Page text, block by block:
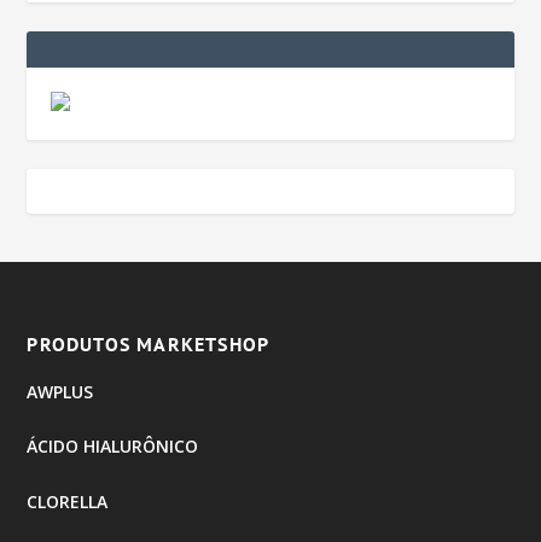
PRODUTOS MARKETSHOP
AWPLUS
ÁCIDO HIALURÔNICO
CLORELLA